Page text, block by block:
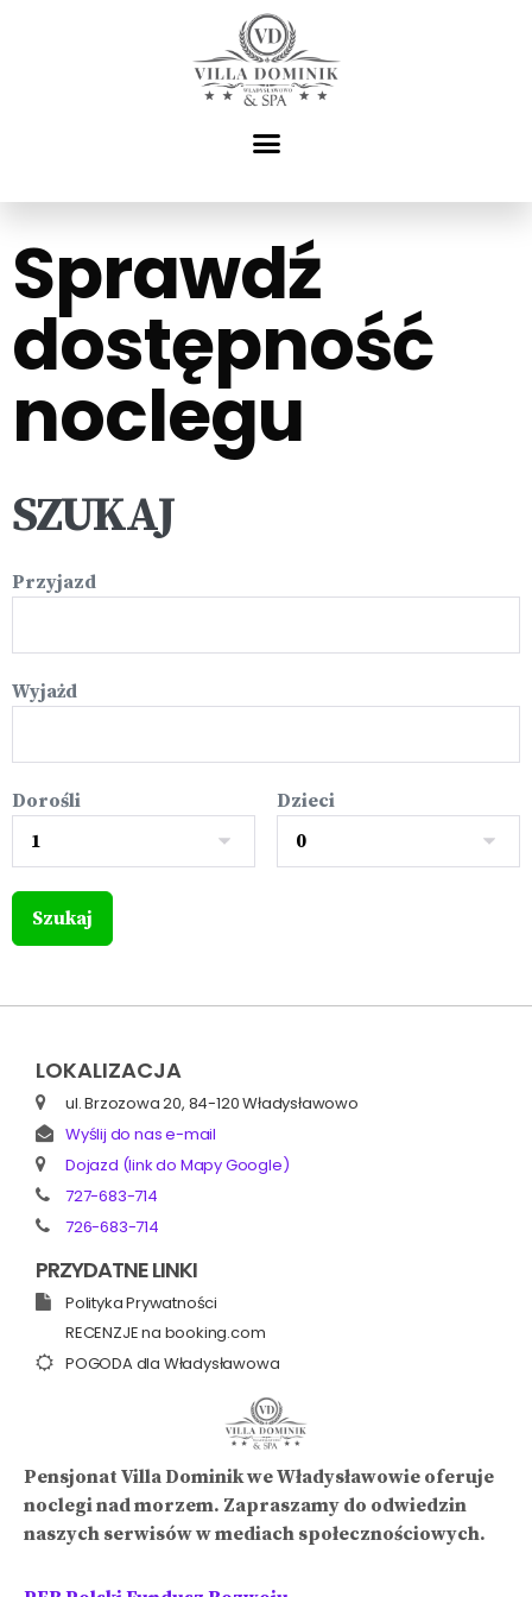
Sprawdź
dostępność
noclegu
SZUKAJ
Przyjazd
Wyjażd
Dorośli Dzieci
LOKALIZACJA
ul. Brzozowa 20, 84-120 Władysławowo
Wyślij do nas e-mail
Dojazd (link do Mapy Google)
727-683-714
726-683-714
PRZYDATNE LINKI
Polityka Prywatności
RECENZJE na booking.com
POGODA dla Władysławowa
Pensjonat Villa Dominik we Władysławowie oferuje
noclegi nad morzem. Zapraszamy do odwiedzin
naszych serwisów w mediach społecznościowych.